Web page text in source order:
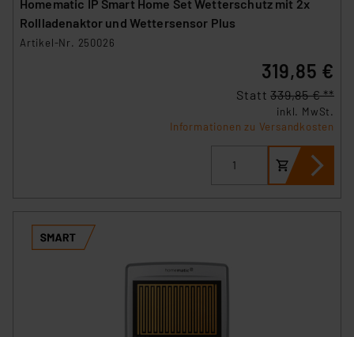
Homematic IP Smart Home Set Wetterschutz mit 2x
Rollladenaktor und Wettersensor Plus
Artikel-Nr. 250026
319,85 €
Statt339,85 € **
inkl. MwSt.
Informationen zu Versandkosten